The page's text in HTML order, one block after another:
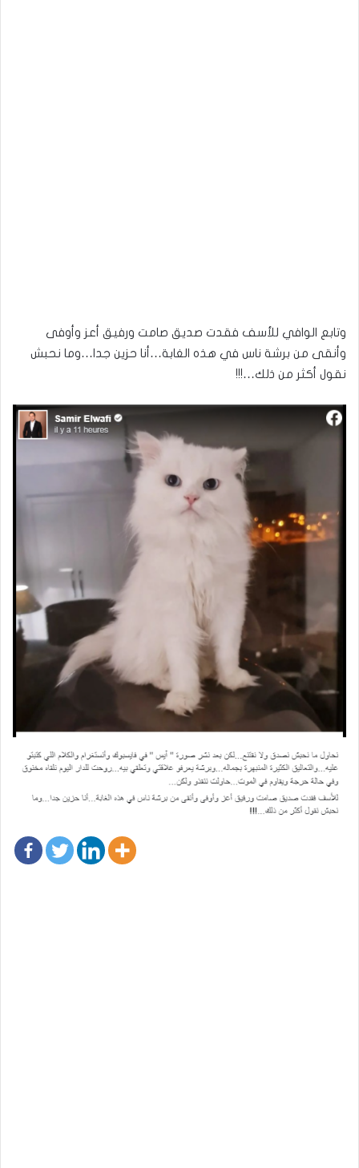
وتابع الوافي للأسف فقدت صديق صامت ورفيق أعز وأوفى
وأنقى من برشة ناس في هذه الغابة…أنا حزين جدا…وما نحبش
نقول أكثر من ذلك…!!!